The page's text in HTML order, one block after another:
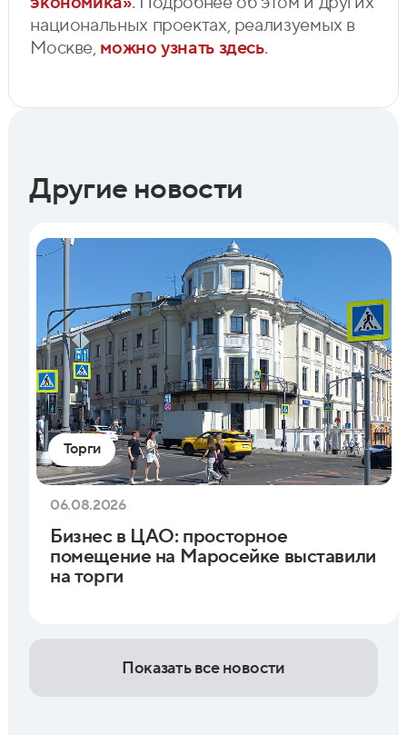
национальных проектах, реализуемых в
Москве, можно узнать здесь.
Другие новости
Торги
06.08.2026
Бизнес в ЦАО: просторное
помещение на Маросейке выставили
на торги
Показать все новости